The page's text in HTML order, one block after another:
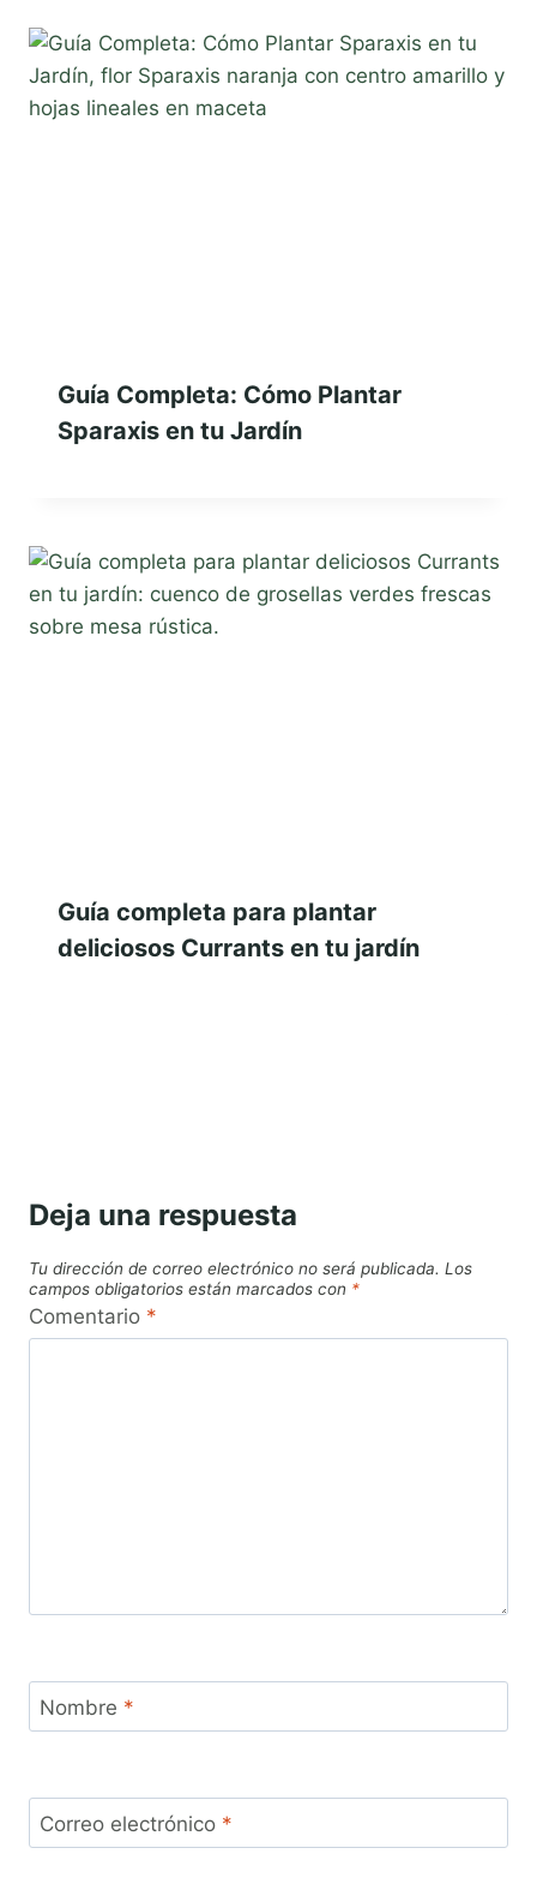
Guía Completa: Cómo Plantar
Sparaxis en tu Jardín
Guía completa para plantar
deliciosos Currants en tu jardín
Deja una respuesta
Tu dirección de correo electrónico no será publicada. Los
campos obligatorios están marcados con *
Comentario *
Nombre *
Correo electrónico *